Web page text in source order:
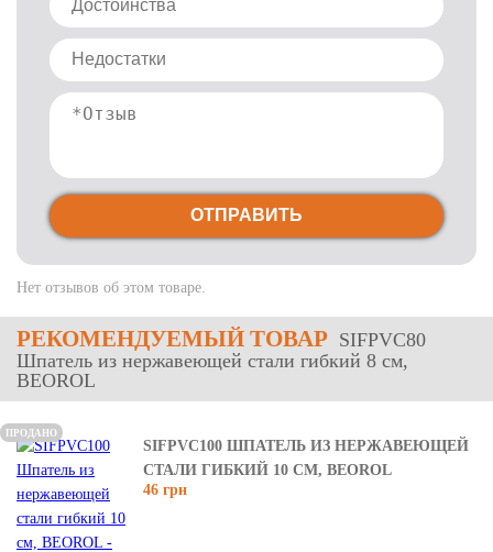
Нет отзывов об этом товаре.
ОТПРАВИТЬ
РЕКОМЕНДУЕМЫЙ ТОВАР SIFPVC80
Шпатель из нержавеющей стали гибкий 8 см,
BEOROL
SIFPVC100 ШПАТЕЛЬ ИЗ НЕРЖАВЕЮЩЕЙ
СТАЛИ ГИБКИЙ 10 СМ, BEOROL
46 грн
ПРОДАНО